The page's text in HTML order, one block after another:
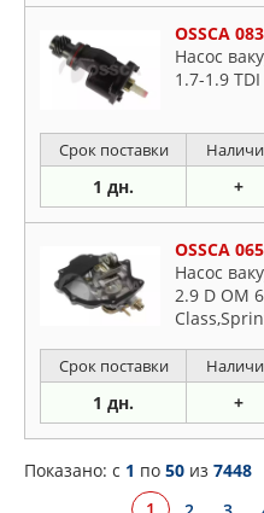
OSSCA
Насос
1.7-1.9
Срок поставки
1 дн. +
OSSCA
Насос
2.9 D OM
Срок поставки
1 дн. +
Показано: c 1 по 50 из 7448